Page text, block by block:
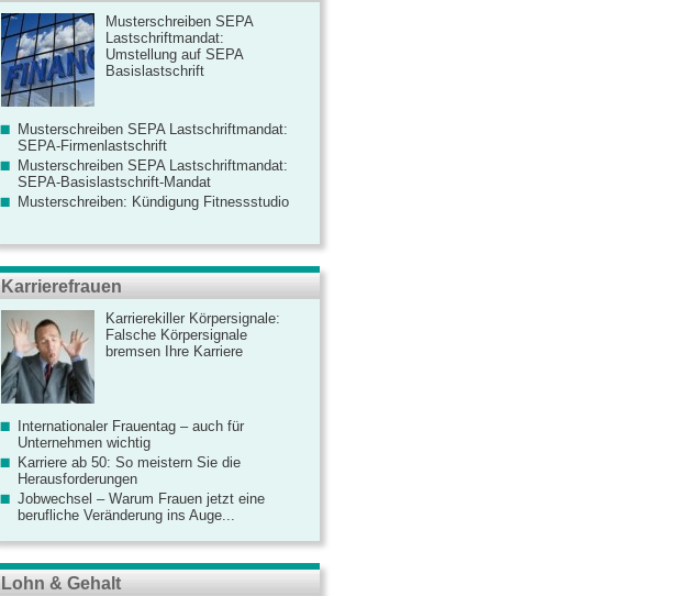
Musterschreiben SEPA
Lastschriftmandat:
Umstellung auf SEPA
Basislastschrift
Musterschreiben SEPA Lastschriftmandat:
SEPA-Firmenlastschrift
Musterschreiben SEPA Lastschriftmandat:
SEPA-Basislastschrift-Mandat
Musterschreiben: Kündigung Fitnessstudio
Karrierefrauen
Karrierekiller Körpersignale:
Falsche Körpersignale
bremsen Ihre Karriere
Internationaler Frauentag – auch für
Unternehmen wichtig
Karriere ab 50: So meistern Sie die
Herausforderungen
Jobwechsel – Warum Frauen jetzt eine
berufliche Veränderung ins Auge...
Lohn & Gehalt